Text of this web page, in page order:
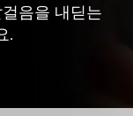
음을 내딛는
.